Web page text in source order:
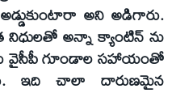
అని అడిగారు.
అన్నా క్యాంటిన్‌ ను
వైసీపీ గూండాల సహాయంతో
ఇది చాలా దారుణమైన